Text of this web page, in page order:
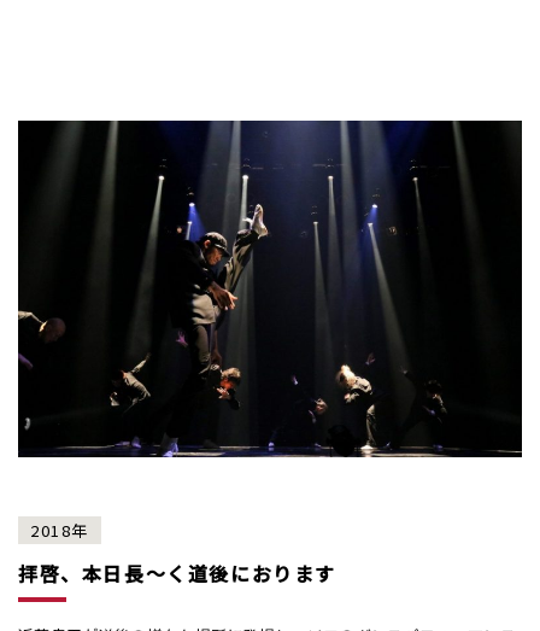
2018年
拝啓、本日長〜く道後におります